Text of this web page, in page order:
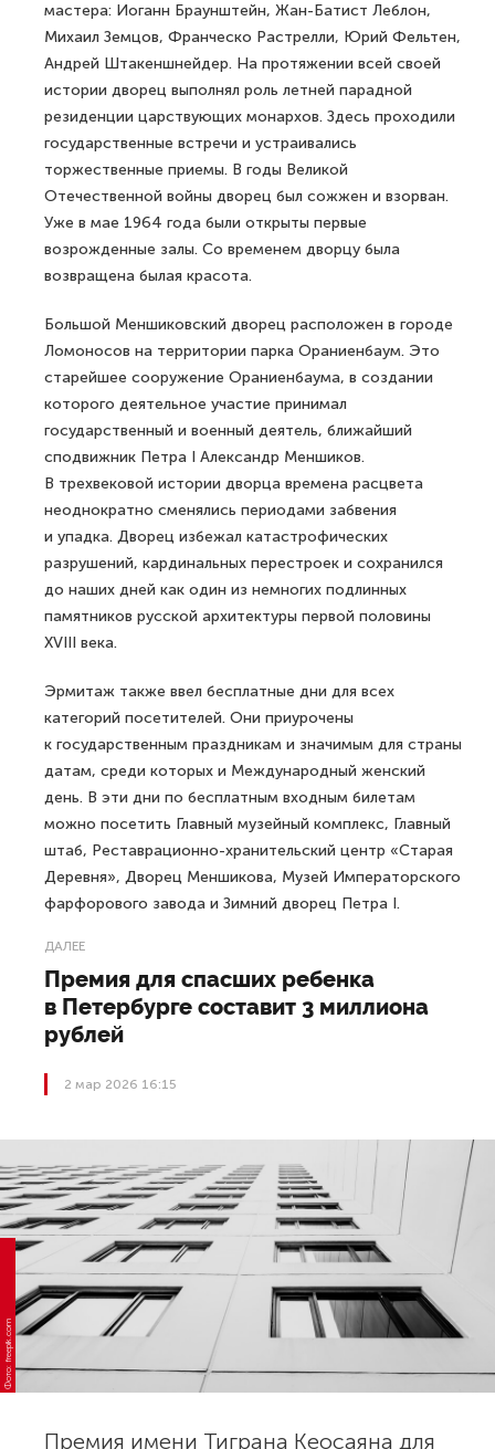
мастера: Иоганн Браунштейн, Жан-Батист Леблон,
Михаил Земцов, Франческо Растрелли, Юрий Фельтен,
Андрей Штакеншнейдер. На протяжении всей своей
истории дворец выполнял роль летней парадной
резиденции царствующих монархов. Здесь проходили
государственные встречи и устраивались
торжественные приемы. В годы Великой
Отечественной войны дворец был сожжен и взорван.
Уже в мае 1964 года были открыты первые
возрожденные залы. Со временем дворцу была
возвращена былая красота.
Большой Меншиковский дворец расположен в городе
Ломоносов на территории парка Ораниенбаум. Это
старейшее сооружение Ораниенбаума, в создании
которого деятельное участие принимал
государственный и военный деятель, ближайший
сподвижник Петра I Александр Меншиков.
В трехвековой истории дворца времена расцвета
неоднократно сменялись периодами забвения
и упадка. Дворец избежал катастрофических
разрушений, кардинальных перестроек и сохранился
до наших дней как один из немногих подлинных
памятников русской архитектуры первой половины
XVIII века.
Эрмитаж также ввел бесплатные дни для всех
категорий посетителей. Они приурочены
к государственным праздникам и значимым для страны
датам, среди которых и Международный женский
день. В эти дни по бесплатным входным билетам
можно посетить Главный музейный комплекс, Главный
штаб, Реставрационно-хранительский центр «Старая
Деревня», Дворец Меншикова, Музей Императорского
фарфорового завода и Зимний дворец Петра I.
ДАЛЕЕ
Премия для спасших ребенка
в Петербурге составит 3 миллиона
рублей
2 мар 2026 16:15
Фото: freepik.com
Премия имени Тиграна Кеосаяна для